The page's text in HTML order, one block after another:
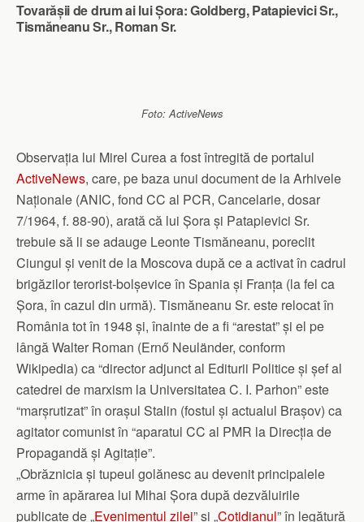
Tovarășii de drum ai lui Șora: Goldberg, Patapievici Sr.,
Tismăneanu Sr., Roman Sr.
Foto: ActiveNews
Observația lui Mirel Curea a fost întregită de portalul
ActiveNews, care, pe baza unui document de la Arhivele
Naționale (ANIC, fond CC al PCR, Cancelarie, dosar
7/1964, f. 88-90), arată că lui Șora și Patapievici Sr.
trebuie să li se adauge Leonte Tismăneanu, poreclit
Ciungul și venit de la Moscova după ce a activat în cadrul
brigăzilor terorist-bolșevice în Spania și Franța (la fel ca
Șora, în cazul din urmă). Tismăneanu Sr. este relocat în
România tot în 1948 și, înainte de a fi “arestat” și el pe
lângă Walter Roman (Ernő Neuländer, conform
Wikipedia) ca “director adjunct al Editurii Politice și șef al
catedrei de marxism la Universitatea C. I. Parhon” este
“marșrutizat” în orașul Stalin (fostul și actualul Brașov) ca
agitator comunist în “aparatul CC al PMR la Direcția de
Propagandă și Agitație”.
„Obrăznicia și tupeul golănesc au devenit principalele
arme în apărarea lui Mihai Șora după dezvăluirile
publicate de „Evenimentul zilei” și „Cotidianul” în legătură